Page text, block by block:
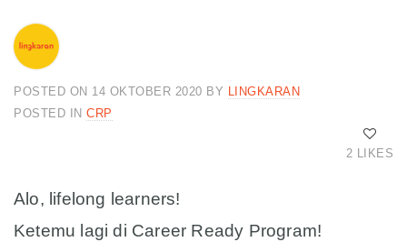
POSTED ON 14 OKTOBER 2020 BY LINGKARAN
POSTED IN CRP
2 LIKES
Alo, lifelong learners!
Ketemu lagi di Career Ready Program!